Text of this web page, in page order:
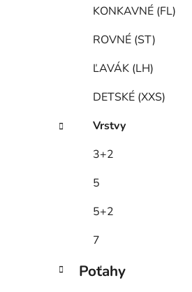
KONKAVNÉ (FL)
ROVNÉ (ST)
ĽAVÁK (LH)
DETSKÉ (XXS)
Vrstvy
3+2
5
5+2
7
Poťahy